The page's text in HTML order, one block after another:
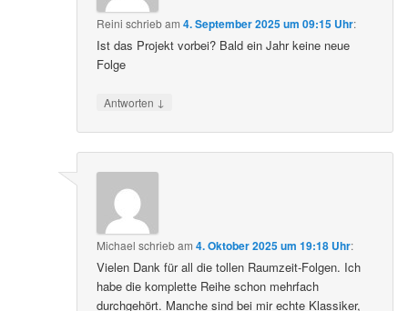
Reini schriebam4. September 2025 um 09:15 Uhr:
Ist das Projekt vorbei? Bald ein Jahr keine neue
Folge
Antworten ↓
Michael schriebam4. Oktober 2025 um 19:18 Uhr:
Vielen Dank für all die tollen Raumzeit-Folgen. Ich
habe die komplette Reihe schon mehrfach
durchgehört. Manche sind bei mir echte Klassiker,